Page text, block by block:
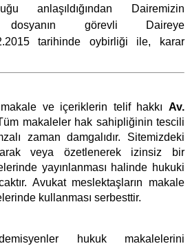
anlaşıldığından Dairemizin
dosyanın görevli Daireye
tarihinde oybirliği ile, karar
ve içeriklerin telif hakkı Av.
makaleler hak sahipliğinin tescili
zaman damgalıdır. Sitemizdeki
veya özetlenerek izinsiz bir
yayınlanması halinde hukuki
Avukat meslektaşların makale
kullanması serbesttir.
hukuk makalelerini